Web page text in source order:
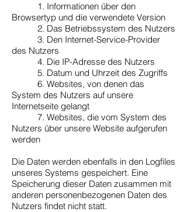
1. Informationen über den
Browsertyp und die verwendete Version
2. Das Betriebssystem des Nutzers
3. Den Internet-Service-Provider
des Nutzers
4. Die IP-Adresse des Nutzers
5. Datum und Uhrzeit des Zugriffs
6. Websites, von denen das
System des Nutzers auf unsere
Internetseite gelangt
7. Websites, die vom System des
Nutzers über unsere Website aufgerufen
werden
Die Daten werden ebenfalls in den Logfiles
unseres Systems gespeichert. Eine
Speicherung dieser Daten zusammen mit
anderen personenbezogenen Daten des
Nutzers findet nicht statt.